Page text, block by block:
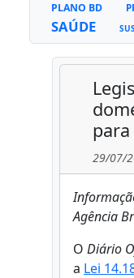
PLANO BD
SAÚDE SUS
29/07/
Agência
O Diário
a Lei